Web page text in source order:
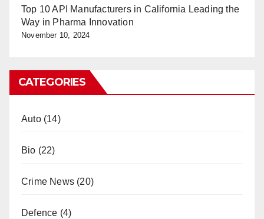
Top 10 API Manufacturers in California Leading the
Way in Pharma Innovation
November 10, 2024
CATEGORIES
Auto(14)
Bio (22)
Crime News (20)
Defence (4)